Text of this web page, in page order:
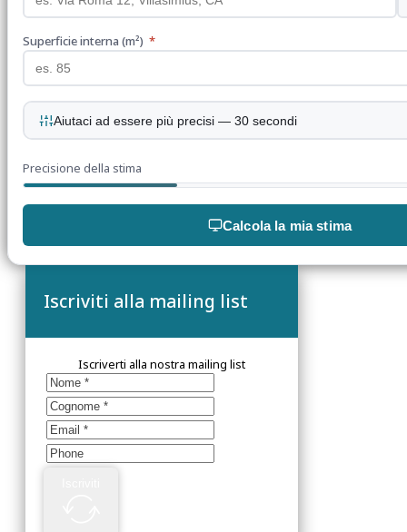
Superficie interna (m²) *
Aiutaci ad essere più precisi — 30 secondi
Precisione della stima
Calcola la mia stima
Iscriviti alla mailing list
Iscriverti alla nostra mailing list